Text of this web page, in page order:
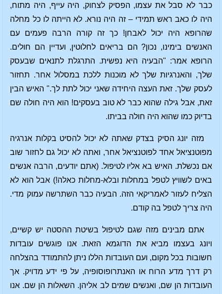
כבר לא סבל את עצמו, הפסיק לצחוק, היה עייף, היה מתוח,
היה לו כאב ראש תמידי – זה היה נורא. לא הייתה לו כל מחלה
שהרופא היה יכול לאבחן! כך זה קורה הרבה פעמים עם
האנשים בימינו, נכון? הם בריאים לחלוטין, ועדיין הם חולים.
הרופא אמר: "הבעיה היא נפשית. התרגלת לתנאים שבעסק
שלך, והאנרגיות שלך לא מוכנות ללכת במסלול אחר. תחזור
לעסק שלך. זאת העצה היחידה שאני יכול לתת לך." האיש הבין
זאת, אבל גילה שהוא כבר לא טוב בעסקים! הוא היה חולה שם
בדיוק כמו שהוא היה חולה בביתו.
מזה יונג הסיק בצדק שאתה לא יכול להסיט בקלות אנרגיה
מפוטנציאל אחד לפוטנציאל אחר, ואתה לא יכול גם לחזור שוב
אם נכשלת. האיש בא אליו לטיפול. (אתם יודעים, הרבה אנשים
באים לשוויץ לטפל במחלות ובלא-מחלות כאלה!) אבל הוא לא
הצליח לעזור לאמריקאי הזה. הבעיה כבר השתרשה עמוק מדי.
היה צריך לטפל בה קודם.
אתם מבינים מזה שגם לטיפול בשיטת ההסטה יש קשיים,
ויונג בעצמו מביא את הדוגמא הזאת. אנו פוגשים עובדות
חשובות בכל מקום, ועם העובדות הללו ניתן להתמודד בהצלחה
רק דרך מדע הרוח או האנתרופוסופיה, על פי ידע מדויק. אך
העובדות הן שם, ואנשים שמים לב אליהן. השאלות הן שם. אנו